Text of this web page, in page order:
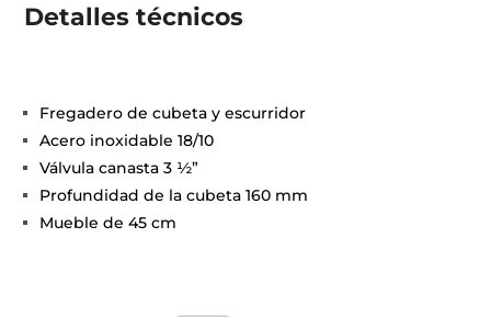
Detalles técnicos
Fregadero de cubeta y escurridor
Acero inoxidable 18/10
Válvula canasta 3 ½”
Profundidad de la cubeta 160 mm
Mueble de 45 cm